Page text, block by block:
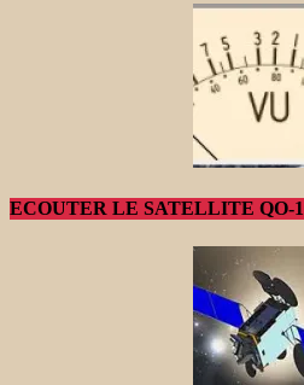
ECOUTER LE SATELLITE QO-